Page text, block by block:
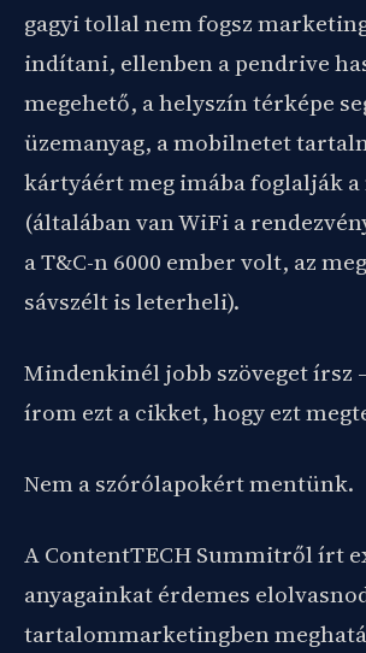
gagyi tollal nem fogsz
indítani, ellenben a pendrive
megehető, a helyszín térképe
üzemanyag, a mobilnetet
kártyáért meg imába foglalják a
(általában van WiFi a
a T&C-n 6000 ember volt, az
sávszélt is leterheli).
Mindenkinél jobb szöveget írsz
írom ezt a cikket, hogy ezt
Nem a szórólapokért mentünk.
A ContentTECH Summitről írt
anyagainkat érdemes
tartalommarketingben